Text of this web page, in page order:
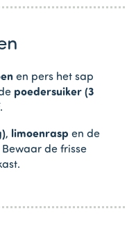
en pers het sap
poedersuiker (3
, limoenrasp en de
de frisse